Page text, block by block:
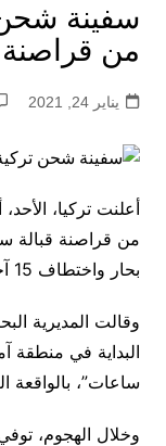
سفينة
من قراصنة
يناير 24, 2021
أعلنت تركيا،
من قراصنة قبالة
بحار واختطاف 15 آخرين.
وقالت المديرية
ساعات”، بالواقعة
وخلال الهجوم،